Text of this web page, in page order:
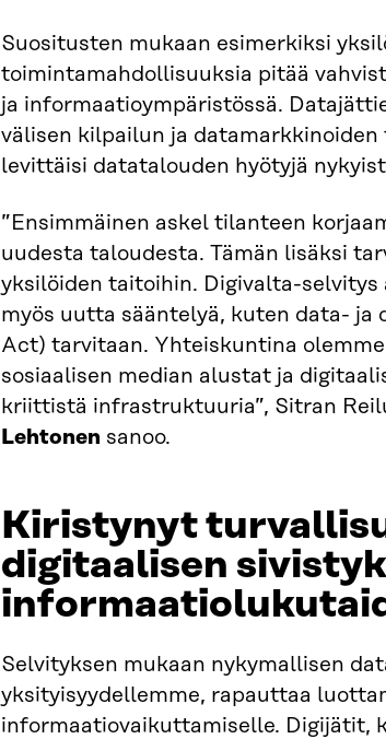
Suositusten mukaan esimerkiksi
toimintamahdollisuuksia pitää
ja informaatioympäristössä.
välisen kilpailun ja
levittäisi datatalouden hyötyjä
”Ensimmäinen askel tilanteen
uudesta taloudesta. Tämän lisäksi
yksilöiden taitoihin. Digivalta-
myös uutta sääntelyä, kuten data- ja
Act) tarvitaan. Yhteiskuntina
sosiaalisen median alustat ja
kriittistä infrastruktuuria”, Sitran
Lehtonen sanoo.
Kiristynyt
digitaalisen
Selvityksen mukaan nykymallisen
yksityisyydellemme, rapauttaa
informaatiovaikuttamiselle. Digijätit,